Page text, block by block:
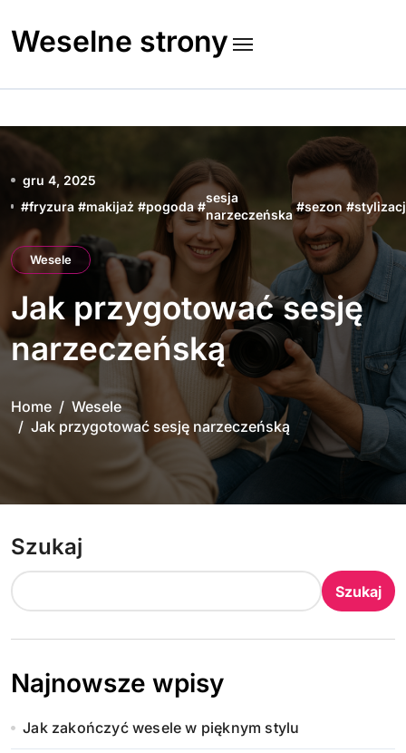
to
content
Weselne strony
gru 4, 2025
#fryzura #makijaż #pogoda #
sesja
narzeczeńska
#sezon #
Wesele
Jak przygotować sesję
narzeczeńską
Home
Wesele
Jak przygotować sesję narzeczeńską
Szukaj
Szukaj
Najnowsze wpisy
Jak zakończyć wesele w pięknym stylu